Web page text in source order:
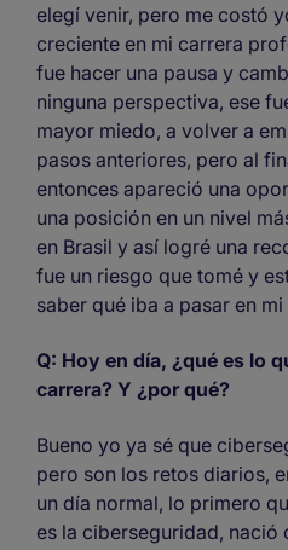
elegí venir, pero me costó
creciente en mi carrera
fue hacer una pausa y
ninguna perspectiva, ese
mayor miedo, a volver a
pasos anteriores, pero al
entonces apareció una
una posición en un nivel
en Brasil y así logré una
fue un riesgo que tomé y
saber qué iba a pasar en
Q: Hoy en día, ¿qué es lo
carrera? Y ¿por qué?
Bueno yo ya sé que
pero son los retos diarios,
un día normal, lo primero
es la ciberseguridad, nació